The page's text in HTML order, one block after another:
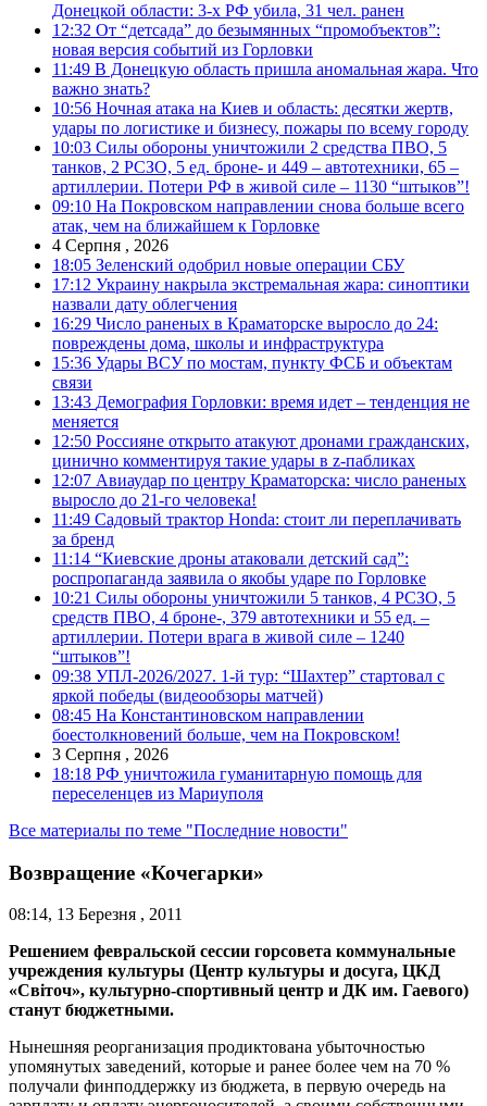
Донецкой области: 3-х РФ убила, 31 чел. ранен
12:32 От “детсада” до безымянных “промобъектов”:
новая версия событий из Горловки
11:49 В Донецкую область пришла аномальная жара. Что
важно знать?
10:56 Ночная атака на Киев и область: десятки жертв,
удары по логистике и бизнесу, пожары по всему городу
10:03 Силы обороны уничтожили 2 средства ПВО, 5
танков, 2 РСЗО, 5 ед. броне- и 449 – автотехники, 65 –
артиллерии. Потери РФ в живой силе – 1130 “штыков”!
09:10 На Покровском направлении снова больше всего
атак, чем на ближайшем к Горловке
4 Серпня , 2026
18:05 Зеленский одобрил новые операции СБУ
17:12 Украину накрыла экстремальная жара: синоптики
назвали дату облегчения
16:29 Число раненых в Краматорске выросло до 24:
повреждены дома, школы и инфраструктура
15:36 Удары ВСУ по мостам, пункту ФСБ и объектам
связи
13:43 Демография Горловки: время идет – тенденция не
меняется
12:50 Россияне открыто атакуют дронами гражданских,
цинично комментируя такие удары в z-пабликах
12:07 Авиаудар по центру Краматорска: число раненых
выросло до 21-го человека!
11:49 Садовый трактор Honda: стоит ли переплачивать
за бренд
11:14 “Киевские дроны атаковали детский сад”:
роспропаганда заявила о якобы ударе по Горловке
10:21 Силы обороны уничтожили 5 танков, 4 РСЗО, 5
средств ПВО, 4 броне-, 379 автотехники и 55 ед. –
артиллерии. Потери врага в живой силе – 1240
“штыков”!
09:38 УПЛ-2026/2027. 1-й тур: “Шахтер” стартовал с
яркой победы (видеообзоры матчей)
08:45 На Константиновском направлении
боестолкновений больше, чем на Покровском!
3 Серпня , 2026
18:18 РФ уничтожила гуманитарную помощь для
переселенцев из Мариуполя
Все материалы по теме "Последние новости"
Возвращение «Кочегарки»
08:14, 13 Березня , 2011
Решением февральской сессии горсовета коммунальные
учреждения культуры (Центр культуры и досуга, ЦКД
«Світоч», культурно-спортивный центр и ДК им. Гаевого)
станут бюджетными.
Нынешняя реорганизация продиктована убыточностью
упомянутых заведений, которые и ранее более чем на 70 %
получали финподдержку из бюджета, в первую очередь на